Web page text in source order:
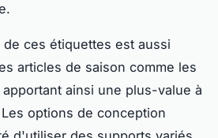
de ces étiquettes est aussi
articles de saison comme les
ainsi une plus-value à
options de conception